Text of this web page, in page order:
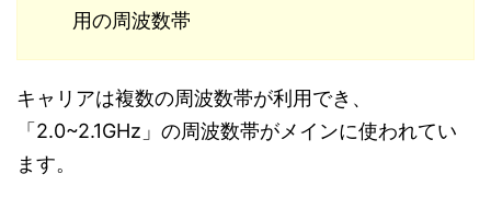
用の周波数帯
キャリアは複数の周波数帯が利用でき、
「2.0~2.1GHz」の周波数帯がメインに使われてい
ます。